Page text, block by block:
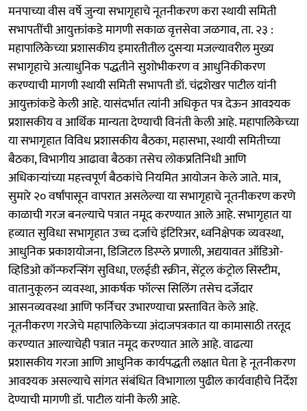
मनपाच्या वीस वर्षे जुन्या सभागृहाचे नूतनीकरण करा स्थायी समिती
सभापतींची आयुक्तांकडे मागणी सकाळ वृत्तसेवा जळगाव, ता. २३ :
महापालिकेच्या प्रशासकीय इमारतीतील दुसऱ्या मजल्यावरील मुख्य
सभागृहाचे अत्याधुनिक पद्धतीने सुशोभीकरण व आधुनिकीकरण
करण्याची मागणी स्थायी समिती सभापती डॉ. चंद्रशेखर पाटील यांनी
आयुक्तांकडे केली आहे. यासंदर्भात त्यांनी अधिकृत पत्र देऊन आवश्यक
प्रशासकीय व आर्थिक मान्यता देण्याची विनंती केली आहे. महापालिकेच्या
या सभागृहात विविध प्रशासकीय बैठका, महासभा, स्थायी समितीच्या
बैठका, विभागीय आढावा बैठका तसेच लोकप्रतिनिधी आणि
अधिकाऱ्यांच्या महत्त्वपूर्ण बैठकांचे नियमित आयोजन केले जाते. मात्र,
सुमारे २० वर्षांपासून वापरात असलेल्या या सभागृहाचे नूतनीकरण करणे
काळाची गरज बनल्याचे पत्रात नमूद करण्यात आले आहे. सभागृहात या
हव्यात सुविधा सभागृहात उच्च दर्जाचे इंटिरिअर, ध्वनिक्षेपक व्यवस्था,
आधुनिक प्रकाशयोजना, डिजिटल डिस्प्ले प्रणाली, अद्ययावत ऑडिओ-
व्हिडिओ कॉन्फरन्सिंग सुविधा, एलईडी स्क्रीन, सेंट्रल कंट्रोल सिस्टीम,
वातानुकूलन व्यवस्था, आकर्षक फॉल्स सिलिंग तसेच दर्जेदार
आसनव्यवस्था आणि फर्निचर उभारण्याचा प्रस्तावित केले आहे.
नूतनीकरण गरजेचे महापालिकेच्या अंदाजपत्रकात या कामासाठी तरतूद
करण्यात आल्याचेही पत्रात नमूद करण्यात आले आहे. वाढत्या
प्रशासकीय गरजा आणि आधुनिक कार्यपद्धती लक्षात घेता हे नूतनीकरण
आवश्यक असल्याचे सांगत संबंधित विभागाला पुढील कार्यवाहीचे निर्देश
देण्याची मागणी डॉ. पाटील यांनी केली आहे.